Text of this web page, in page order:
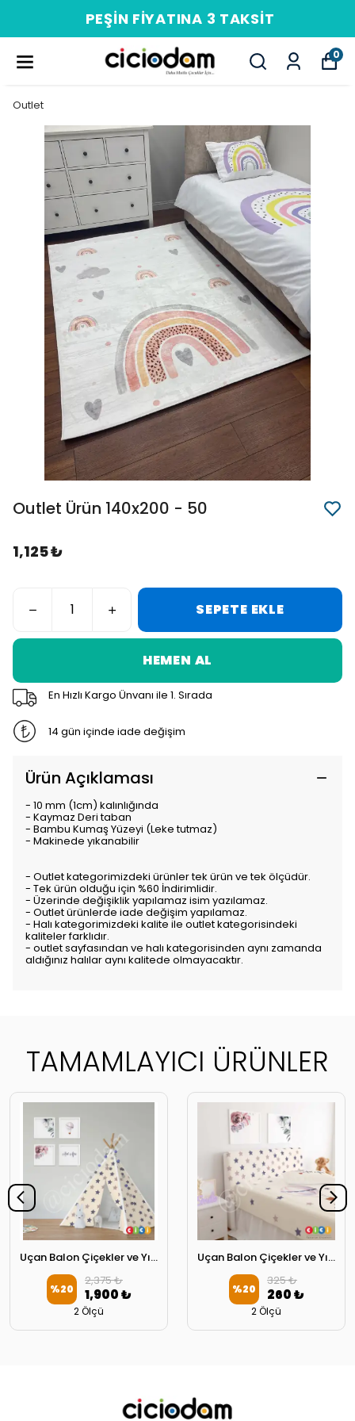
PEŞIN FIYATINA 3 TAKSIT
0
Outlet
Outlet Ürün 140x200 - 50
1,125 ₺
SEPETE EKLE
HEMEN AL
En Hızlı Kargo Ünvanı ile 1. Sırada
14 gün içinde iade değişim
Ürün Açıklaması
- 10 mm (1cm) kalınlığında
- Kaymaz Deri taban
- Bambu Kumaş Yüzeyi (Leke tutmaz)
- Makinede yıkanabilir
- Outlet kategorimizdeki ürünler tek ürün ve tek ölçüdür.
- Tek ürün olduğu için %60 İndirimlidir.
- Üzerinde değişiklik yapılamaz isim yazılamaz.
- Outlet ürünlerde iade değişim yapılamaz.
- Halı kategorimizdeki kalite ile outlet kategorisindeki
kaliteler farklıdır.
- outlet sayfasından ve halı kategorisinden aynı zamanda
aldığınız halılar aynı kalitede olmayacaktır.
TAMAMLAYICI ÜRÜNLER
Uçan Balon Çiçekler ve Yıldızlar Oyun Çadırı
%20
2,375 ₺
1,900 ₺
2 Ölçü
Uçan Balon Çiçekler ve Yıldızlar Başlık Kılıfı
%20
325 ₺
260 ₺
2 Ölçü